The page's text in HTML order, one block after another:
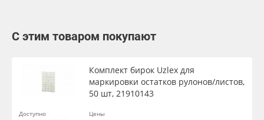
С этим товаром покупают
Комплект бирок Uzlex для
маркировки остатков рулонов/листов,
50 шт, 21910143
Цены
Доступно